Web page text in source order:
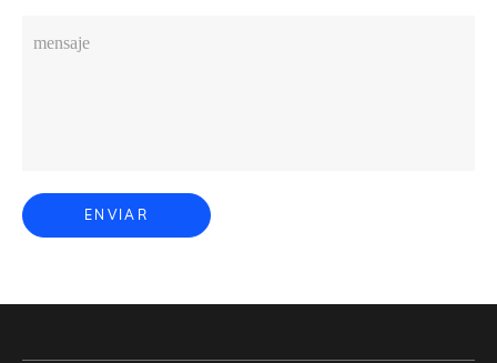
mensaje
ENVIAR